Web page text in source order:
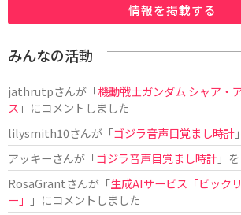
情報を掲載する
みんなの活動
jathrutpさんが「機動戦士ガンダム シャア・
ス 」にコメントしました
lilysmith10さんが「ゴジラ音声目覚まし時計
アッキーさんが「ゴジラ音声目覚まし時計」
RosaGrantさんが「生成AIサービス「ビック
ー」
」にコメントしました